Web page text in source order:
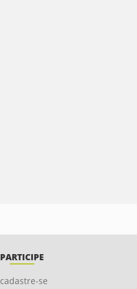
PARTICIPE
cadastre-se